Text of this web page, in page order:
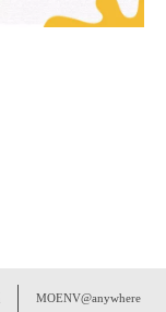
MOENV@anywhere